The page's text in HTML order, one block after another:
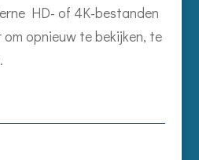
HD- of 4K-bestanden
opnieuw te bekijken, te